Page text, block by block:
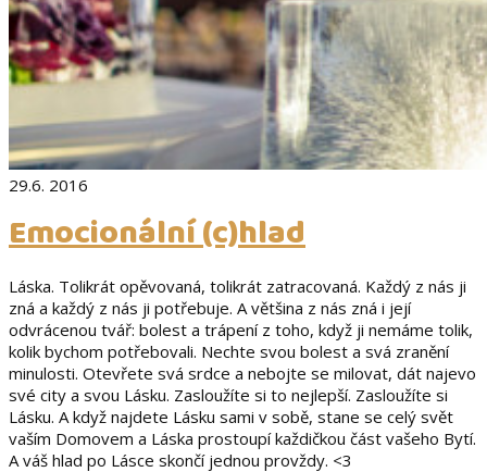
29.6. 2016
Emocionální (c)hlad
Láska. Tolikrát opěvovaná, tolikrát zatracovaná. Každý z nás ji
zná a každý z nás ji potřebuje. A většina z nás zná i její
odvrácenou tvář: bolest a trápení z toho, když ji nemáme tolik,
kolik bychom potřebovali. Nechte svou bolest a svá zranění
minulosti. Otevřete svá srdce a nebojte se milovat, dát najevo
své city a svou Lásku. Zasloužíte si to nejlepší. Zasloužíte si
Lásku. A když najdete Lásku sami v sobě, stane se celý svět
vaším Domovem a Láska prostoupí každičkou část vašeho Bytí.
A váš hlad po Lásce skončí jednou provždy. <3